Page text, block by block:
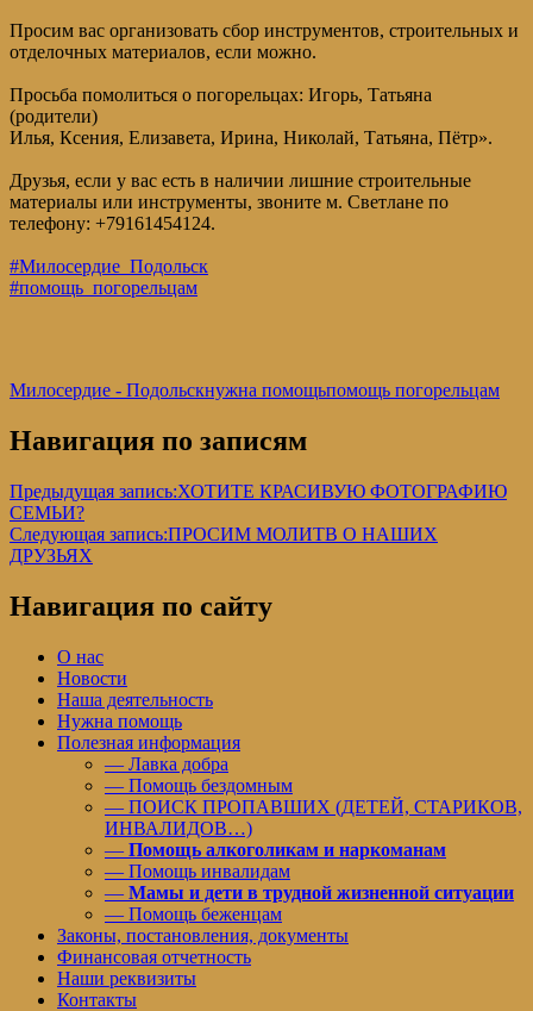
Просим вас организовать сбор инструментов, строительных и
отделочных материалов, если можно.
Просьба помолиться о погорельцах: Игорь, Татьяна
(родители)
Илья, Ксения, Елизавета, Ирина, Николай, Татьяна, Пётр».
Друзья, если у вас есть в наличии лишние строительные
материалы или инструменты, звоните м. Светлане по
телефону: +79161454124.
#Милосердие_Подольск
#помощь_погорельцам
Милосердие - Подольскнужна помощьпомощь погорельцам
Навигация по записям
Предыдущая запись:ХОТИТЕ КРАСИВУЮ ФОТОГРАФИЮ
СЕМЬИ?
Следующая запись:ПРОСИМ МОЛИТВ О НАШИХ
ДРУЗЬЯХ
Навигация по сайту
О нас
Новости
Наша деятельность
Нужна помощь
Полезная информация
— Лавка добра
— Помощь бездомным
— ПОИСК ПРОПАВШИХ (ДЕТЕЙ, СТАРИКОВ,
ИНВАЛИДОВ…)
— Помощь алкоголикам и наркоманам
— Помощь инвалидам
— Мамы и дети в трудной жизненной ситуации
— Помощь беженцам
Законы, постановления, документы
Финансовая отчетность
Наши реквизиты
Контакты